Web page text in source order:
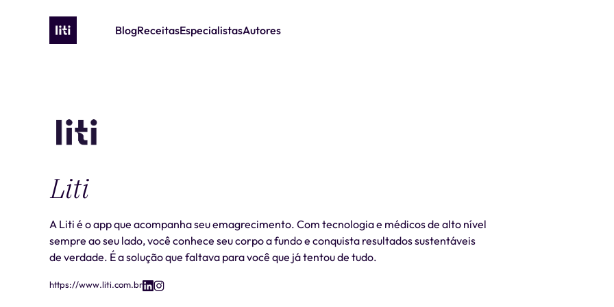
BlogReceitasEspecialistasAutores
Liti
A Liti é o app que acompanha seu emagrecimento. Com tecnologia e médicos de alto nível
sempre ao seu lado, você conhece seu corpo a fundo e conquista resultados sustentáveis
de verdade. É a solução que faltava para você que já tentou de tudo.
https://www.liti.com.br